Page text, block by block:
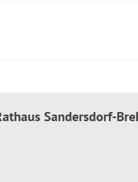
Sandersdorf-